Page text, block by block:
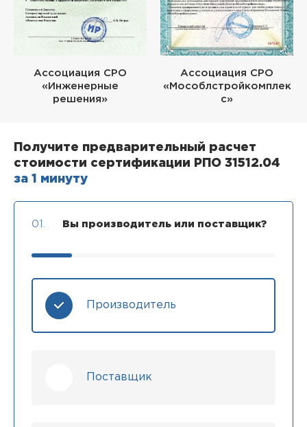
Ассоциация СРО
«Инженерные
решения»
Ассоциация СРО
«Мособлстройкомплек
с»
Получите предварительный расчет
стоимости сертификации РПО 31512.04
за 1 минуту
01. Вы производитель или поставщик?
Производитель
Поставщик